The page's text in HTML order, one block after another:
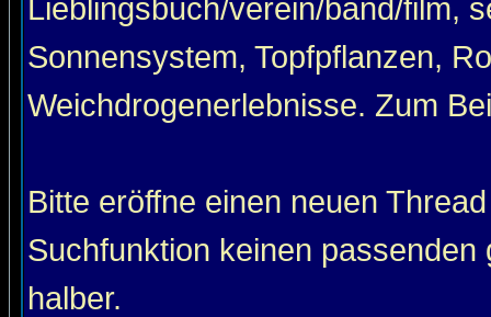
Lieblingsbuch/verein/band/film,
Sonnensystem, Topfpflanzen,
Weichdrogenerlebnisse. Zum
Bitte eröffne einen neuen
Suchfunktion keinen
halber.